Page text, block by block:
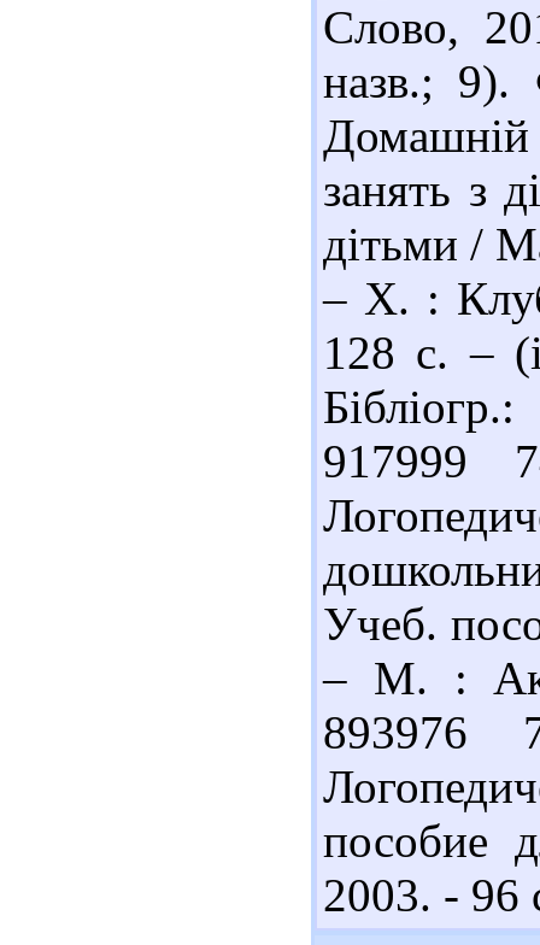
Слово,
назв.;
Домашній
занять з
дітьми /
– Х. :
128 с. –
917999
Учеб.
– М. :
893976
пособие
2003. - 96